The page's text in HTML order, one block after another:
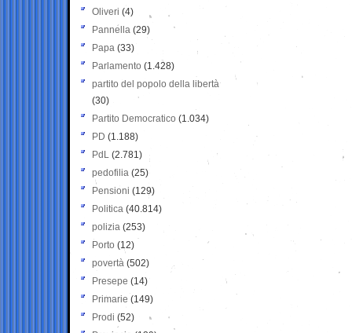
Oliveri (4)
Pannella (29)
Papa (33)
Parlamento (1.428)
partito del popolo della libertà
(30)
Partito Democratico (1.034)
PD (1.188)
PdL (2.781)
pedofilia (25)
Pensioni (129)
Politica (40.814)
polizia (253)
Porto (12)
povertà (502)
Presepe (14)
Primarie (149)
Prodi (52)